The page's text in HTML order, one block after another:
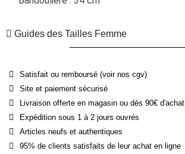
Guides des Tailles Femme
Satisfait ou remboursé (voir nos cgv)
Site et paiement sécurisé
Livraison offerte en magasin ou dès 90€ d'achat
Expédition sous 1 à 2 jours ouvrés
Articles neufs et authentiques
95% de clients satisfaits de leur achat en ligne